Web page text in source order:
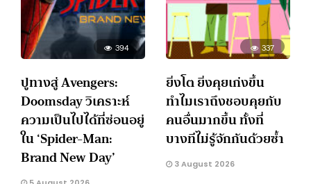
394
ปูทางสู่ Avengers:
Doomsday วิเคราะห์
ความเป็นไปได้ที่ซ่อนอยู่
ใน ‘Spider-Man:
Brand New Day’
337
ยิ่งโต ยิ่งคุยเก่งขึ้น
ทำไมเราถึงชอบคุยกับ
คนอื่นมากขึ้น ทั้งที่
บางทีไม่รู้จักกันด้วยซ้ำ
3 August 2026